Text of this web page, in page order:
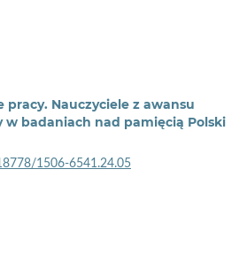
pracy. Nauczyciele z awansu
w badaniach nad pamięcią Polski
1506-6541.24.05